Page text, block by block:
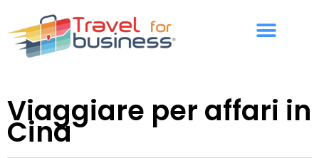
Viaggiare per affari in
Cina